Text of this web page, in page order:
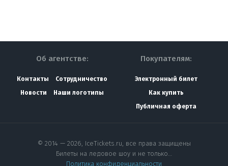
Об агентстве:
Контакты
Сотрудничество
Новости
Наши логотипы
Покупателям:
Электронный билет
Как купить
Публичная оферта
© 2014 — 2026, IceTickets.ru, все права защищены
Билеты на ледовое шоу и не только…
Политика конфиденциальности